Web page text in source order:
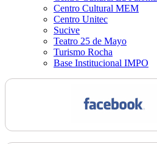
Centro Cultural MEM
Centro Unitec
Sucive
Teatro 25 de Mayo
Turismo Rocha
Base Institucional IMPO